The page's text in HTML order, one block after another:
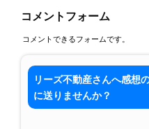
コメントフォーム
コメントできるフォームです。
リーズ不動産さんへ感想
に送りませんか？